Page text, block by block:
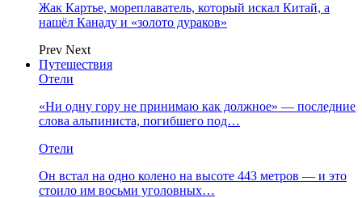
Жак Картье, мореплаватель, который искал Китай, а
нашёл Канаду и «золото дураков»
Prev Next
Путешествия
Отели
«Ни одну гору не принимаю как должное» — последние
слова альпиниста, погибшего под…
Отели
Он встал на одно колено на высоте 443 метров — и это
стоило им восьми уголовных…